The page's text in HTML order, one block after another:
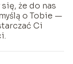
że do nas
o Tobie —
Ci